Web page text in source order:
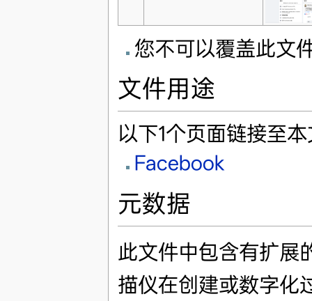
您不可以覆盖此文
文件用途
以下1个页面链接至
Facebook
元数据
此文件中包含有扩展
描仪在创建或数字化